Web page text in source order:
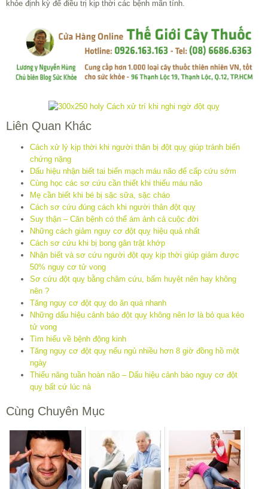
khỏe định kỳ để điều trị kịp thời các bệnh mãn tính.
Liên Quan Khác
Cách xử lý kịp thời khi người thân bị đột quỵ giúp tránh biến
chứng nặng
Dấu hiệu nhận biết tai biến mạch máu não để cấp cứu sớm
Cùng học các sơ cứu cần thiết khi thiếu máu não
Mẹ cần biết khi bé bị sặc sữa, sặc cháo
Cách sơ cứu đúng cách khi người thân đột quỵ
Suy thận – Căn bệnh có thể ám ảnh cả cuộc đời
Những cách giảm nguy cơ đột quỵ hiệu quả nhất
Cách sơ cứu khi bị bong gân trật khớp
Nhận biết và sơ cứu người đột quỵ kịp thời giúp giảm được
50% nguy cơ tử vong
Sơ cứu đột quỵ bằng châm cứu, bấm huyệt nên hay không
nên ?
Tăng nguy cơ đột quỵ do ăn quá nhanh
Những dấu hiệu cảnh báo đột quỵ không nên lơ là bỏ qua kẻo
tử vong
Tìm hiểu về bệnh động kinh
Tăng nguy cơ đột quỵ nếu ngủ nhiều hơn 8 giờ đồng hồ một
ngày
Thiểu năng tuần hoàn não – Dấu hiệu cảnh báo nguy cơ đột
quỵ bất cứ lúc nà
Cùng Chuyên Mục